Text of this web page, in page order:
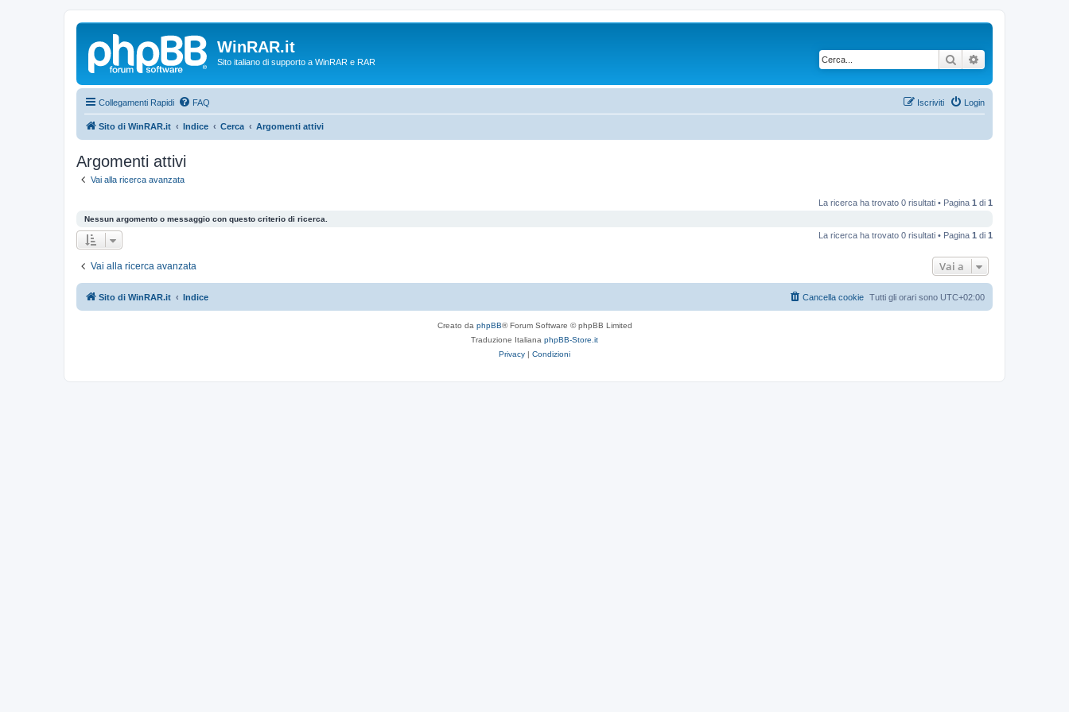
WinRAR.it
Sito italiano di supporto a WinRAR e RAR Cerca
Collegamenti Rapidi FAQ Login
Iscriviti
Sito di WinRAR.it Indice Cerca Argomenti attivi
Argomenti attivi
Vai alla ricerca avanzata
La ricerca ha trovato 0 risultati • Pagina 1 di 1
Nessun argomento o messaggio con questo criterio di ricerca.
La ricerca ha trovato 0 risultati • Pagina 1 di 1
Vai alla ricerca avanzata Vai a
Sito di WinRAR.it Indice Tutti gli orari sono UTC+02:00
Cancella cookie
Creato da phpBB® Forum Software © phpBB Limited
Traduzione Italiana phpBB-Store.it
Privacy | Condizioni